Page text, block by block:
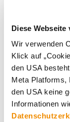
Diese Webseite
Wir verwenden
Klick auf
den USA
Meta Platforms,
den USA keine
Informationen